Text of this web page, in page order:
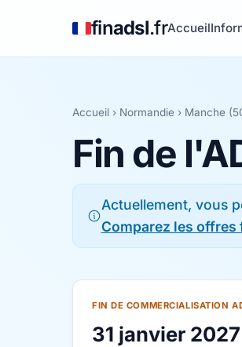
finadsl.frAccueil
Accueil › Normandie › Manche
Fin de
Actuellement, vous
Comparez les offres
FIN DE COMMERCIALISATION
31 janvier 2027